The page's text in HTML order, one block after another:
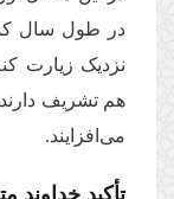
در طول سال
نزدیک زیارت
هم تشریف
می‌افزایند.